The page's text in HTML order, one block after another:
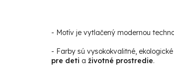
- Motív je vytlačený modernou
- Farby sú vysokokvalitné,
pre deti a životné prostredie.